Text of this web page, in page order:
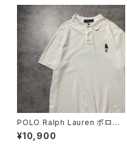
POLO Ralph Lauren ポロラ
ルフローレン ポロベア 刺繍
ワンポイント ホワイト 白 T
¥10,900